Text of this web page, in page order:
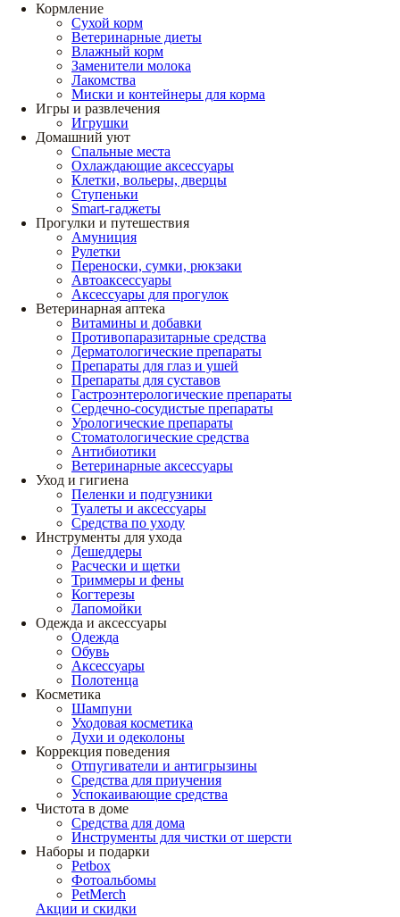
Кормление
Сухой корм
Ветеринарные диеты
Влажный корм
Заменители молока
Лакомства
Миски и контейнеры для корма
Игры и развлечения
Игрушки
Домашний уют
Спальные места
Охлаждающие аксессуары
Клетки, вольеры, дверцы
Ступеньки
Smart-гаджеты
Прогулки и путешествия
Амуниция
Рулетки
Переноски, сумки, рюкзаки
Автоаксессуары
Аксессуары для прогулок
Ветеринарная аптека
Витамины и добавки
Противопаразитарные средства
Дерматологические препараты
Препараты для глаз и ушей
Препараты для суставов
Гастроэнтерологические препараты
Сердечно-сосудистые препараты
Урологические препараты
Стоматологические средства
Антибиотики
Ветеринарные аксессуары
Уход и гигиена
Пеленки и подгузники
Туалеты и аксессуары
Средства по уходу
Инструменты для ухода
Дешеддеры
Расчески и щетки
Триммеры и фены
Когтерезы
Лапомойки
Одежда и аксессуары
Одежда
Обувь
Аксессуары
Полотенца
Косметика
Шампуни
Уходовая косметика
Духи и одеколоны
Коррекция поведения
Отпугиватели и антигрызины
Средства для приучения
Успокаивающие средства
Чистота в доме
Средства для дома
Инструменты для чистки от шерсти
Наборы и подарки
Petbox
Фотоальбомы
PetMerch
Акции и скидки